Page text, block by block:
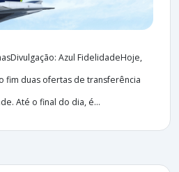
Azul FidelidadeHoje,
fim duas ofertas de transferência
Até o final do dia, é...